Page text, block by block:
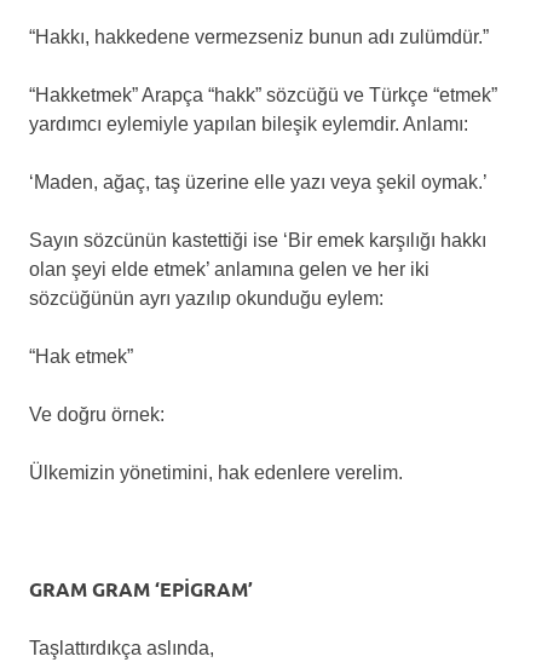
“Hakkı, hakkedene vermezseniz bunun adı zulümdür.”
“Hakketmek” Arapça “hakk” sözcüğü ve Türkçe “etmek”
yardımcı eylemiyle yapılan bileşik eylemdir. Anlamı:
‘Maden, ağaç, taş üzerine elle yazı veya şekil oymak.’
Sayın sözcünün kastettiği ise ‘Bir emek karşılığı hakkı
olan şeyi elde etmek’ anlamına gelen ve her iki
sözcüğünün ayrı yazılıp okunduğu eylem:
“Hak etmek”
Ve doğru örnek:
Ülkemizin yönetimini, hak edenlere verelim.
GRAM GRAM ‘EPİGRAM’
Taşlattırdıkça aslında,